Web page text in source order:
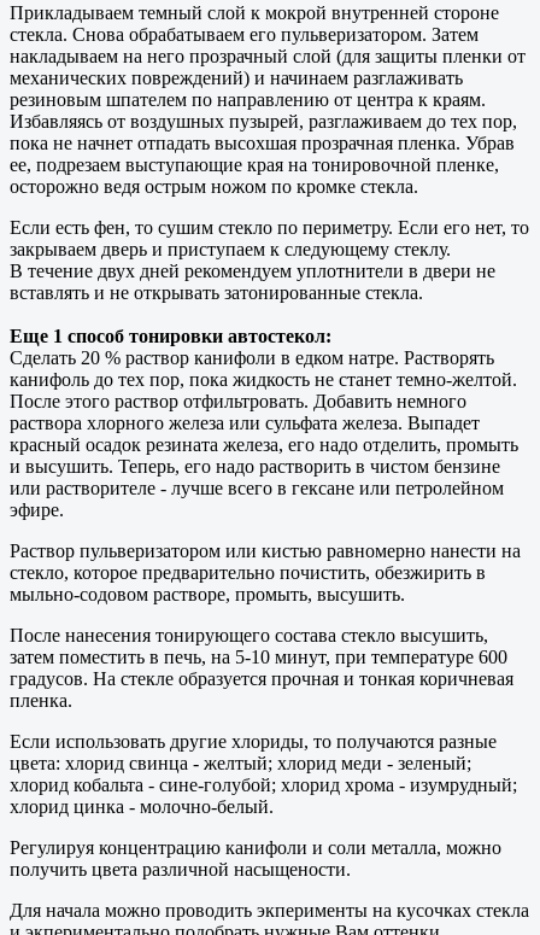
Прикладываем темный слой к мокрой внутренней стороне
стекла. Снова обрабатываем его пульверизатором. Затем
накладываем на него прозрачный слой (для защиты пленки от
механических повреждений) и начинаем разглаживать
резиновым шпателем по направлению от центра к краям.
Избавляясь от воздушных пузырей, разглаживаем до тех пор,
пока не начнет отпадать высохшая прозрачная пленка. Убрав
ее, подрезаем выступающие края на тонировочной пленке,
осторожно ведя острым ножом по кромке стекла.
Если есть фен, то сушим стекло по периметру. Если его нет, то
закрываем дверь и приступаем к следующему стеклу.
В течение двух дней рекомендуем уплотнители в двери не
вставлять и не открывать затонированные стекла.
Еще 1 способ тонировки автостекол:
Сделать 20 % раствор канифоли в едком натре. Растворять
канифоль до тех пор, пока жидкость не станет темно-желтой.
После этого раствор отфильтровать. Добавить немного
раствора хлорного железа или сульфата железа. Выпадет
красный осадок резината железа, его надо отделить, промыть
и высушить. Теперь, его надо растворить в чистом бензине
или растворителе - лучше всего в гексане или петролейном
эфире.
Раствор пульверизатором или кистью равномерно нанести на
стекло, которое предварительно почистить, обезжирить в
мыльно-содовом растворе, промыть, высушить.
После нанесения тонирующего состава стекло высушить,
затем поместить в печь, на 5-10 минут, при температуре 600
градусов. На стекле образуется прочная и тонкая коричневая
пленка.
Если использовать другие хлориды, то получаются разные
цвета: хлорид свинца - желтый; хлорид меди - зеленый;
хлорид кобальта - сине-голубой; хлорид хрома - изумрудный;
хлорид цинка - молочно-белый.
Регулируя концентрацию канифоли и соли металла, можно
получить цвета различной насыщености.
Для начала можно проводить экперименты на кусочках стекла